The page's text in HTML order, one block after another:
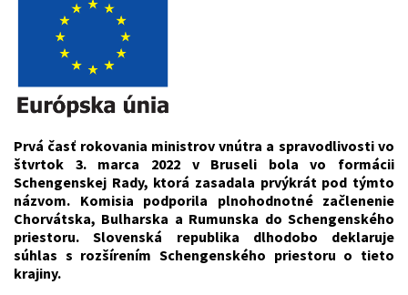
Prvá časť rokovania ministrov vnútra a spravodlivosti vo
štvrtok 3. marca 2022 v Bruseli bola vo formácii
Schengenskej Rady, ktorá zasadala prvýkrát pod týmto
názvom. Komisia podporila plnohodnotné začlenenie
Chorvátska, Bulharska a Rumunska do Schengenského
priestoru. Slovenská republika dlhodobo deklaruje
súhlas s rozšírením Schengenského priestoru o tieto
krajiny.